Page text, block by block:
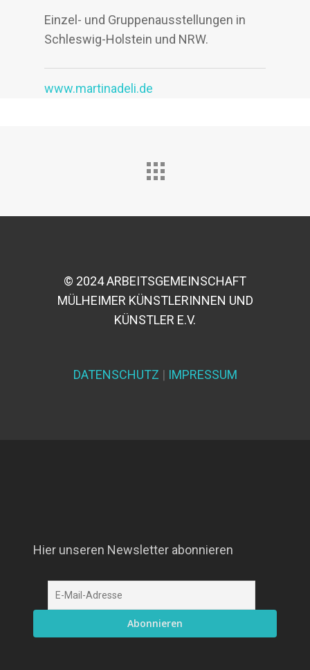
Einzel- und Gruppenausstellungen in
Schleswig-Holstein und NRW.
www.martinadeli.de
© 2024 ARBEITSGEMEINSCHAFT
MÜLHEIMER KÜNSTLERINNEN UND
KÜNSTLER E.V.
DATENSCHUTZ | IMPRESSUM
Hier unseren Newsletter abonnieren